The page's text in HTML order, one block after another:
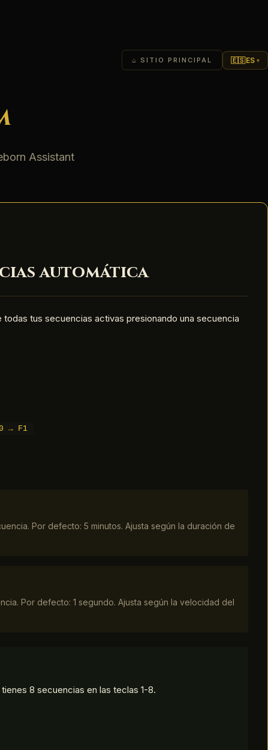
⌂ SITIO PRINCIPAL 🇪🇸ES ▾
Assistant
automática
tus secuencias activas presionando una secuencia
→ F1
Por defecto: 5 minutos. Ajusta según la duración de
Por defecto: 1 segundo. Ajusta según la velocidad del
8 secuencias en las teclas 1-8.